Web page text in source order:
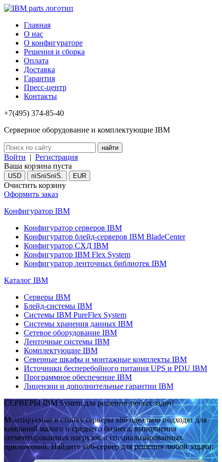
Главная
О нас
О конфигураторе
Решения и сборка
Оплата
Доставка
Гарантия
Пресс-центр
Контакты
+7(495) 374-85-40
Серверное оборудование и комплектующие IBM
Войти | Регистрация
Ваша корзина пуста
USD пїЅпїЅпїЅ. EUR
Очистить корзину
Оформить заказ
Конфигуратор IBM
Конфигуратор серверов IBM
Конфигуратор блейд-серверов IBM BladeCenter
Конфигуратор СХД IBM
Конфигуратор IBM Flex System
Конфигуратор ленточных библиотек IBM
Каталог IBM
Серверы IBM
Блейд-системы IBM
Системы IBM PureFlex System
Системы хранения данных IBM
Сетевое оборудование IBM
Ленточные системы IBM
Комплектующие IBM
Северные шкафы и монтажные комплекты IBM
Источники бесперебойного питания UPS и PDU IBM
Программное обеспечение IBM
Лицензии и дополнительные гарантии IBM
СЕРВЕРЫ IBM System для решения любых задач!
Монтируемые в стойку серверы x86 идеально подходят для
компаний малого и среднего бизнеса, выполнения
сегментированных нагрузок и специализированных
приложений. Найдите x86-сервер для решения любой задачи.